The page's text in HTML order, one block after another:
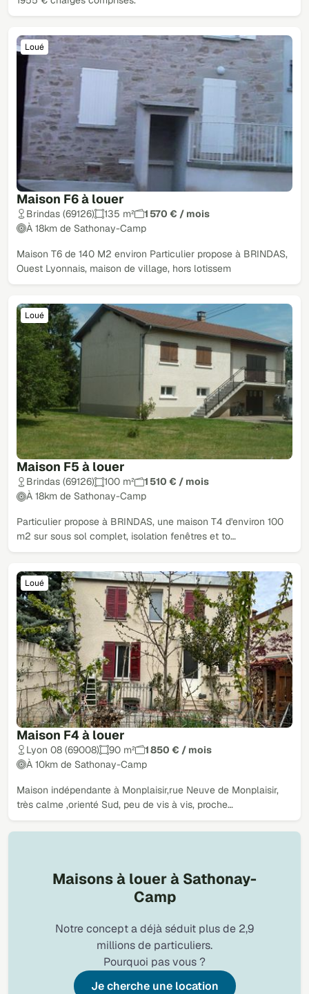
Maison F6 à louer
Loué
Brindas (69126) 135 m²
1 570 € / mois
À 18km de Sathonay-Camp
Maison T6 de 140 M2 environ Particulier propose à BRINDAS,
Ouest Lyonnais, maison de village, hors lotissem
Maison F5 à louer
Loué
Brindas (69126) 100 m²
1 510 € / mois
À 18km de Sathonay-Camp
Particulier propose à BRINDAS, une maison T4 d'environ 100
m2 sur sous sol complet, isolation fenêtres et to…
Maison F4 à louer
Loué
Lyon 08 (69008) 90 m²
1 850 € / mois
À 10km de Sathonay-Camp
Maison indépendante à Monplaisir,rue Neuve de Monplaisir,
très calme ,orienté Sud, peu de vis à vis, proche…
Maisons à louer à Sathonay-
Camp
Notre concept a déjà séduit plus de 2,9
millions de particuliers.
Pourquoi pas vous ?
Je cherche une location